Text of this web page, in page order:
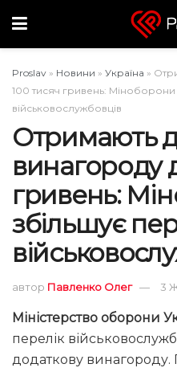
Proslav » Новини » Україна »
100 тисяч гривень: Міноборони
військовослужбовців
Отримають
винагороду
гривень:
збільшує
автор Павленко Олег 3
Міністерство оборони
перелік
додаткову винагороду.